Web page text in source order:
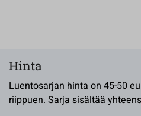
Hinta
Luentosarjan hinta on 45-50
riippuen. Sarja sisältää